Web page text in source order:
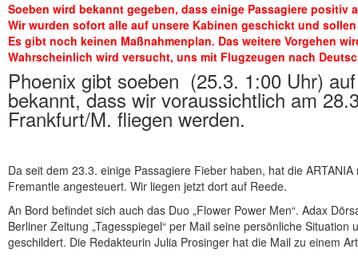
Soeben wird bekannt gegeben, dass einige Passagiere positiv
Wir wurden sofort alle auf unsere Kabinen geschickt und
Es gibt noch keinen Maßnahmenplan. Das weitere Vorgehen
Wahrscheinlich wird versucht, uns mit Flugzeugen nach
Phoenix gibt soeben (25.3. 1:00 Uhr)
bekannt, dass wir voraussichtlich am
Frankfurt/M. fliegen werden.
Da seit dem 23.3. einige Passagiere Fieber haben, hat die
Fremantle angesteuert. Wir liegen jetzt dort auf Reede.
An Bord befindet sich auch das Duo „Flower Power Men“. Adax
Berliner Zeitung „Tagesspiegel“ per Mail seine persönliche
geschildert. Die Redakteurin Julia Prosinger hat die Mail zu einem